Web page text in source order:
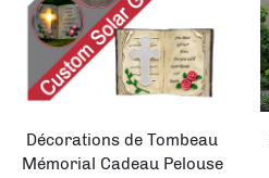
Décorations de Tombeau
Mémorial Cadeau Pelouse